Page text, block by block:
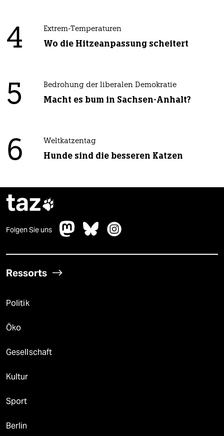
4 Extrem-Temperaturen
Wo die Hitzeanpassung scheitert
5 Bedrohung der liberalen Demokratie
Macht es bum in Sachsen-Anhalt?
6 Weltkatzentag
Hunde sind die besseren Katzen
taz
Folgen Sie uns
Ressorts
Politik
Öko
Gesellschaft
Kultur
Sport
Berlin